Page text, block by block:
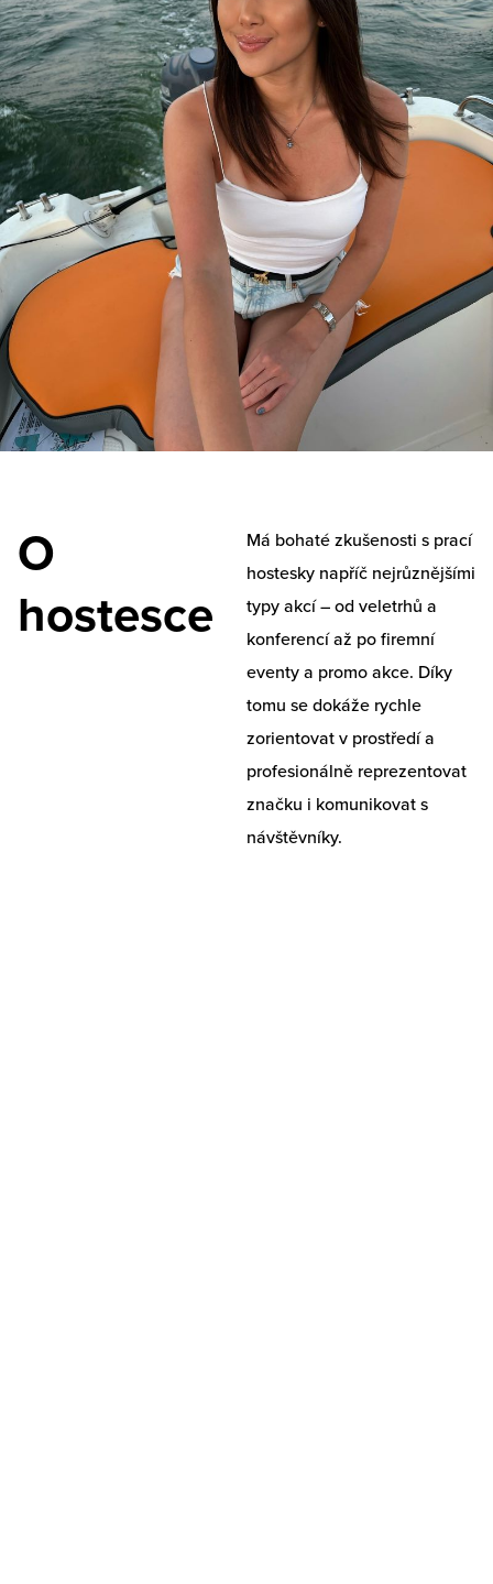
O
hostesce
Má bohaté zkušenosti s prací
hostesky napříč nejrůznějšími
typy akcí – od veletrhů a
konferencí až po firemní
eventy a promo akce. Díky
tomu se dokáže rychle
zorientovat v prostředí a
profesionálně reprezentovat
značku i komunikovat s
návštěvníky.